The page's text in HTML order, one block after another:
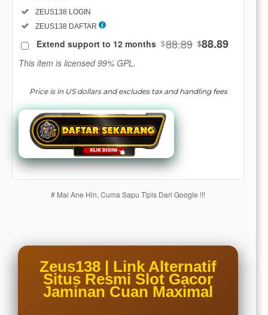
License
SELECTED
$ 88
Use, by
you or
a single
end
product
which
end
users
are not
for. The
the item
price
and a
buyer
Included:
ZEUS138 LOGIN
Included:
ZEUS138 DAFTAR
Extend support to 12 months $88.89 $88.89
This item is licensed 99% GPL.
Price is in US dollars and excludes tax and handling fees
# Mai Ane Hin, Cuma Sapu Tipis Dari Google !!!
Zeus138 | Link Alternatif
Situs Resmi Slot Gacor
Jaminan Cuan Maximal